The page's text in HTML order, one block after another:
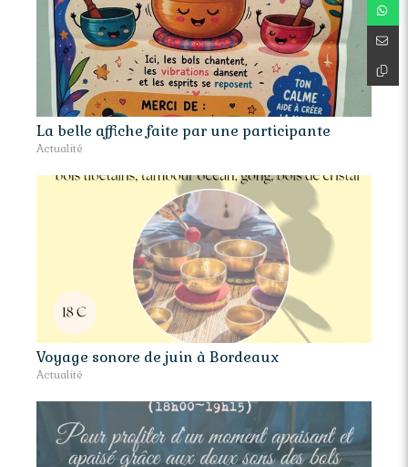
La belle affiche faite par une participante
Actualité
Voyage sonore de juin à Bordeaux
Actualité